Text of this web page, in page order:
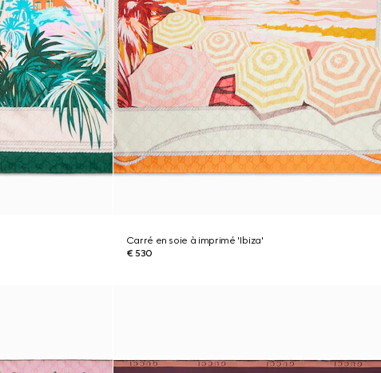
Carré en soie à imprimé 'Ibiza'
€ 530